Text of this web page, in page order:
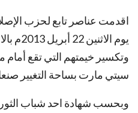
يوم
وتكسير خيمتهم التي تقع
سيتي مارت بساحة التغيير
وبحسب شهادة احد شباب